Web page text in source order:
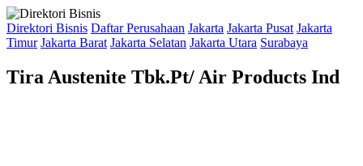
Direktori Bisnis Daftar Perusahaan Jakarta Jakarta Pusat Jakarta
Timur Jakarta Barat Jakarta Selatan Jakarta Utara Surabaya
Tira Austenite Tbk.Pt/ Air Products Ind